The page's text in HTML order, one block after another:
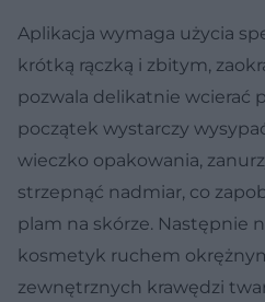
Aplikacja wymaga użycia
krótką rączką i zbitym,
pozwala delikatnie wcierać
początek wystarczy
wieczko opakowania,
strzepnąć nadmiar, co
plam na skórze. Następnie
kosmetyk ruchem
zewnętrznych krawędzi